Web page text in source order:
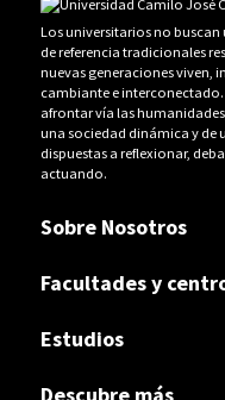
Los universitarios no
de referencia tradicionales
nuevas generaciones viven,
cambiante e
afrontar vía las
una sociedad dinámica y de
dispuestas a reflexionar,
actuando.
Sobre Nosotros
Facultades y
Estudios